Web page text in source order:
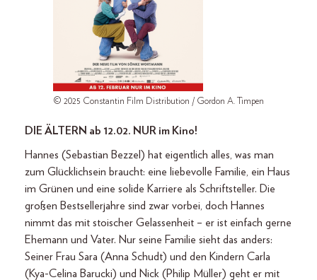
© 2025 Constantin Film Distribution / Gordon A. Timpen
DIE ÄLTERN ab 12.02. NUR im Kino!
Hannes (Sebastian Bezzel) hat eigentlich alles, was man
zum Glücklichsein braucht: eine liebevolle Familie, ein Haus
im Grünen und eine solide Karriere als Schriftsteller. Die
großen Bestsellerjahre sind zwar vorbei, doch Hannes
nimmt das mit stoischer Gelassenheit – er ist einfach gerne
Ehemann und Vater. Nur seine Familie sieht das anders:
Seiner Frau Sara (Anna Schudt) und den Kindern Carla
(Kya-Celina Barucki) und Nick (Philip Müller) geht er mit